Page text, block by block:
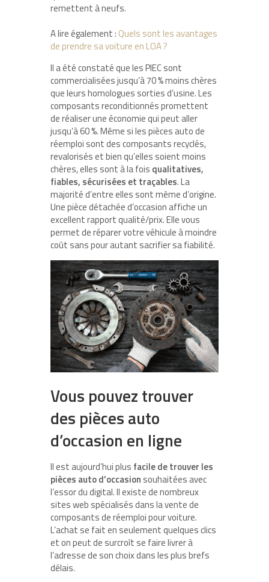
remettent à neufs.
A lire également : Quels sont les avantages
de prendre sa voiture en LOA ?
Il a été constaté que les PIEC sont
commercialisées jusqu’à 70 % moins chères
que leurs homologues sorties d’usine. Les
composants reconditionnés promettent
de réaliser une économie qui peut aller
jusqu’à 60 %. Même si les pièces auto de
réemploi sont des composants recyclés,
revalorisés et bien qu’elles soient moins
chères, elles sont à la fois qualitatives,
fiables, sécurisées et traçables. La
majorité d’entre elles sont même d’origine.
Une pièce détachée d’occasion affiche un
excellent rapport qualité/prix. Elle vous
permet de réparer votre véhicule à moindre
coût sans pour autant sacrifier sa fiabilité.
Vous pouvez trouver
des pièces auto
d’occasion en ligne
Il est aujourd’hui plus facile de trouver les
pièces auto d’occasion souhaitées avec
l’essor du digital. Il existe de nombreux
sites web spécialisés dans la vente de
composants de réemploi pour voiture.
L’achat se fait en seulement quelques clics
et on peut de surcroît se faire livrer à
l’adresse de son choix dans les plus brefs
délais.